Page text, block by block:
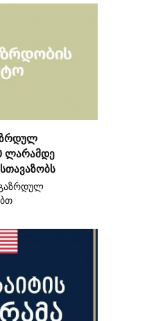
ლარამდე